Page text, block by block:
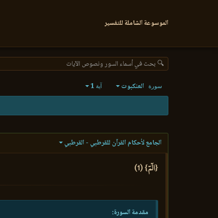
الموسوعة الشاملة للتفسير
🔍 بحث في أسماء السور ونصوص الآيات
سورة العنكبوت آية 1
الجامع لأحكام القرآن للقرطبي - القرطبي
{الٓمٓ} (1)
مقدمة السورة: